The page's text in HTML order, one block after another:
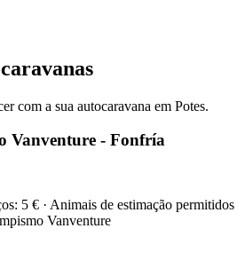
com a sua autocaravana em Potes.
Vanventure - Fonfría
5 € · Animais de estimação permitidos
Vanventure